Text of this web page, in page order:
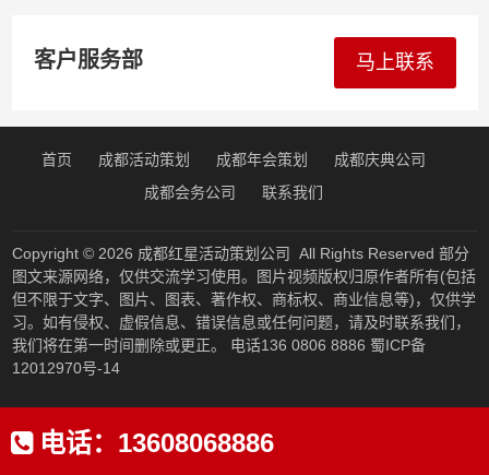
客户服务部 马上联系
首页 成都活动策划 成都年会策划
成都庆典公司
成都会务公司
联系我们
Copyright © 2026 成都红星活动策划公司 All Rights Reserved 部分
图文来源网络，仅供交流学习使用。图片视频版权归原作者所有(包括
但不限于文字、图片、图表、著作权、商标权、商业信息等)，仅供学
习。如有侵权、虚假信息、错误信息或任何问题，请及时联系我们，
我们将在第一时间删除或更正。 电话136 0806 8886 蜀ICP备
12012970号-14
电话： 13608068886